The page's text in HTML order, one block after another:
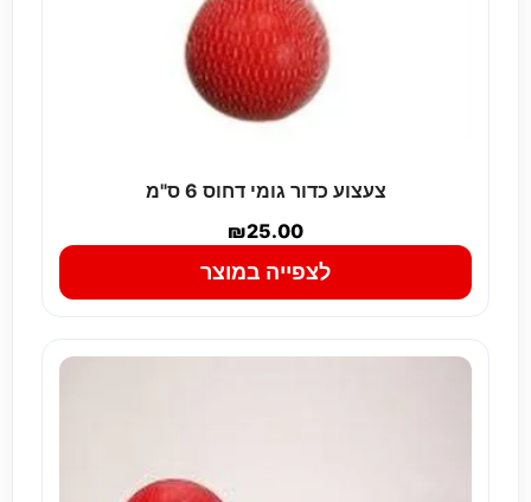
צעצוע כדור גומי דחוס 6 ס"מ
₪25.00
לצפייה במוצר